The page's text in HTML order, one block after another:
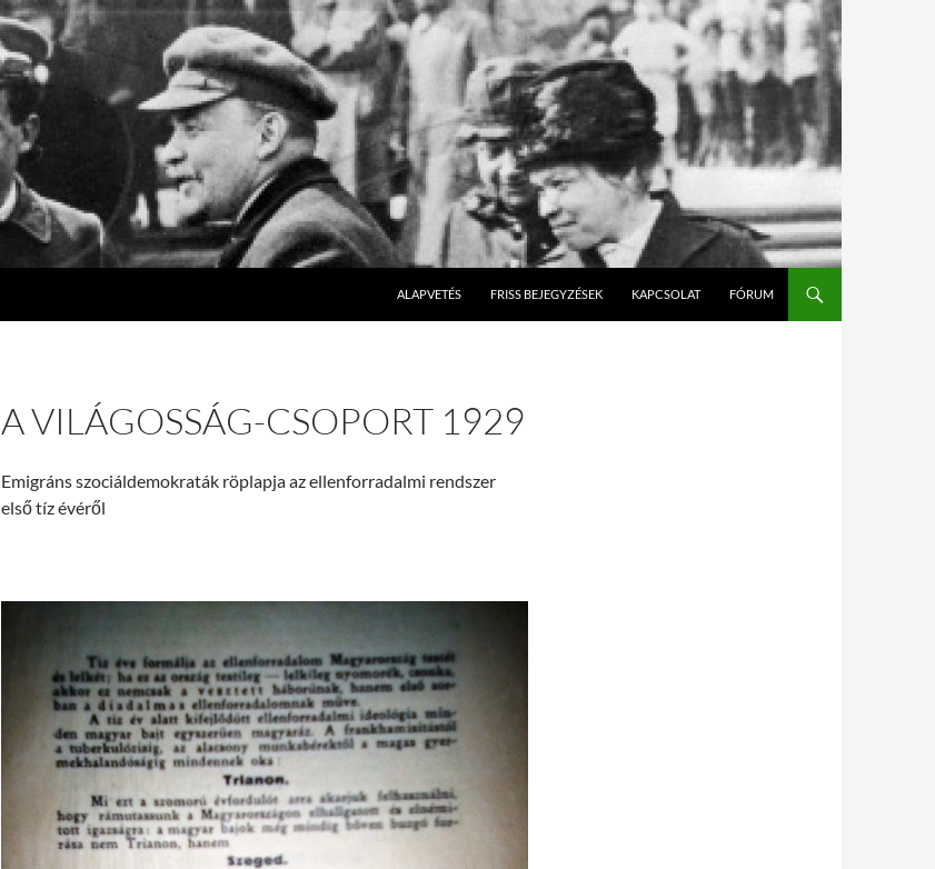
ALAPVETÉS
FRISS BEJEGYZÉSEK KAPCSOLAT FÓRUM
A VILÁGOSSÁG-CSOPORT 1929
Emigráns szociáldemokraták röplapja az ellenforradalmi rendszer
első tíz évéről